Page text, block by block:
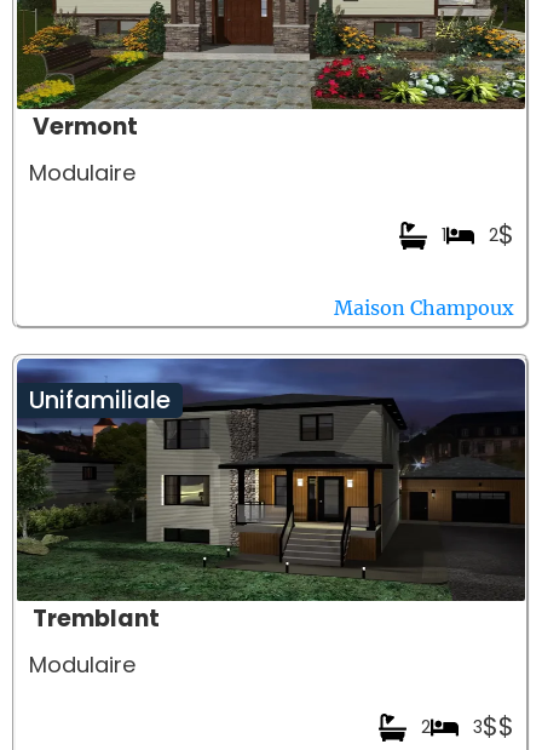
Vermont
Modulaire
$
2
1
Maison Champoux
Unifamiliale
Tremblant
Modulaire
$$
3
2